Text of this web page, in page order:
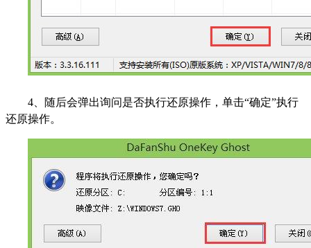
4、随后会弹出询问是否执行还原操作，单击“确定”执行
还原操作。